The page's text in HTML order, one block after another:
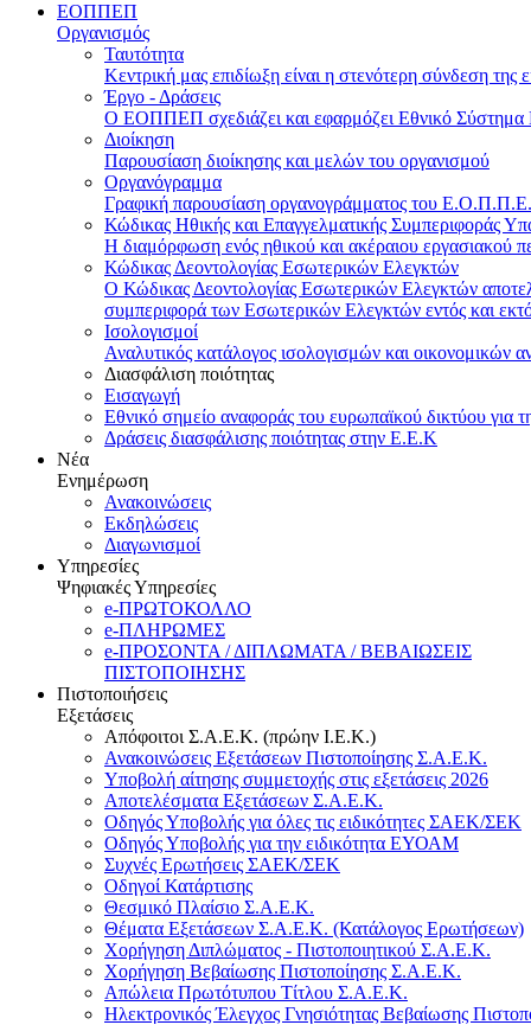
ΕΟΠΠΕΠ
Οργανισμός
Ταυτότητα
Κεντρική μας επιδίωξη είναι η στενότερη σύνδεση της
Έργο - Δράσεις
Ο ΕΟΠΠΕΠ σχεδιάζει και εφαρμόζει Eθνικό Σύστημα
Διοίκηση
Παρουσίαση διοίκησης και μελών του οργανισμού
Οργανόγραμμα
Γραφική παρουσίαση οργανογράμματος του
Κώδικας Ηθικής και Επαγγελματικής Συμπεριφοράς
Η διαμόρφωση ενός ηθικού και ακέραιου εργασιακού
Κώδικας Δεοντολογίας Εσωτερικών Ελεγκτών
Ο Κώδικας Δεοντολογίας Εσωτερικών Ελεγκτών
συμπεριφορά των Εσωτερικών Ελεγκτών εντός και
Ισολογισμοί
Αναλυτικός κατάλογος ισολογισμών και οικονομικών
Διασφάλιση ποιότητας
Εισαγωγή
Εθνικό σημείο αναφοράς του ευρωπαϊκού δικτύου για
Δράσεις διασφάλισης ποιότητας στην Ε.Ε.Κ
Νέα
Ενημέρωση
Ανακοινώσεις
Εκδηλώσεις
Διαγωνισμοί
Υπηρεσίες
Ψηφιακές Υπηρεσίες
e-ΠΡΩΤΟΚΟΛΛΟ
e-ΠΛΗΡΩΜΕΣ
e-ΠΡΟΣΟΝΤΑ / ΔΙΠΛΩΜΑΤΑ / ΒΕΒΑΙΩΣΕΙΣ
ΠΙΣΤΟΠΟΙΗΣΗΣ
Πιστοποιήσεις
Εξετάσεις
Απόφοιτοι Σ.Α.Ε.Κ. (πρώην Ι.Ε.Κ.)
Ανακοινώσεις Εξετάσεων Πιστοποίησης Σ.Α.Ε.Κ.
Υποβολή αίτησης συμμετοχής στις εξετάσεις 2026
Αποτελέσματα Εξετάσεων Σ.Α.Ε.Κ.
Οδηγός Υποβολής για όλες τις ειδικότητες ΣΑΕΚ/ΣΕΚ
Οδηγός Υποβολής για την ειδικότητα ΕΥΟΑΜ
Συχνές Ερωτήσεις ΣΑΕΚ/ΣΕΚ
Οδηγοί Κατάρτισης
Θεσμικό Πλαίσιο Σ.Α.Ε.Κ.
Θέματα Εξετάσεων Σ.Α.Ε.Κ. (Κατάλογος Ερωτήσεων)
Χορήγηση Διπλώματος - Πιστοποιητικού Σ.Α.Ε.Κ.
Χορήγηση Βεβαίωσης Πιστοποίησης Σ.Α.Ε.Κ.
Απώλεια Πρωτότυπου Τίτλου Σ.Α.Ε.Κ.
Ηλεκτρονικός Έλεγχος Γνησιότητας Βεβαίωσης